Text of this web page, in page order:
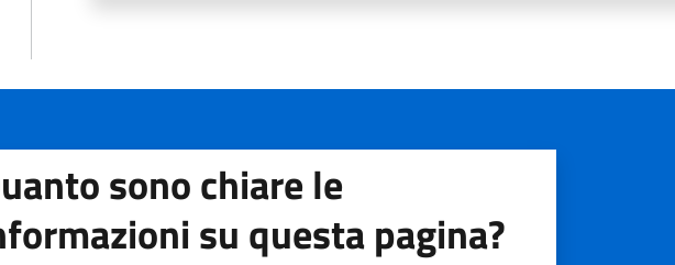
sono chiare le
su questa pagina?